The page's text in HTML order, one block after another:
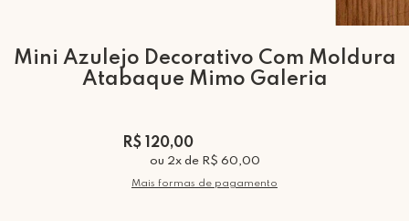
Mini Azulejo Decorativo Com Moldura
Atabaque Mimo Galeria
R$ 120,00
ou 2xde R$ 60,00
Mais formas de pagamento